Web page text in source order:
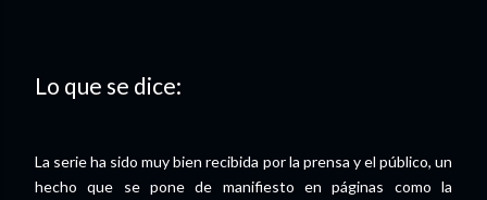
Lo que se dice:
La serie ha sido muy bien recibida por la prensa y el público, un
hecho que se pone de manifiesto en páginas como la